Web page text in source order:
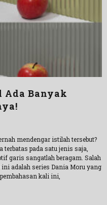
Ada Banyak
mendengar istilah tersebut?
pada satu jenis saja,
garis sangatlah beragam. Salah
adalah series Dania Moru yang
kali ini,